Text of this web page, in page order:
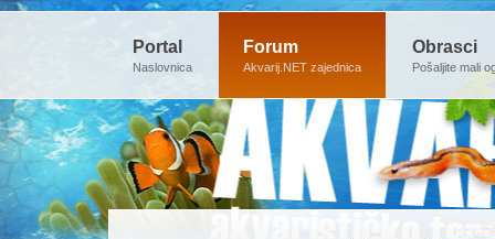
Portal
Naslovnica
Forum
Akvarij.NET zajednica
Obrasci
Pošaljite mali